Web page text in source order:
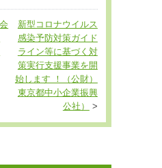
新型コロナウイルス
感染予防対策ガイド
ライン等に基づく対
策実行支援事業を開
始します ！（公財）
東京都中小企業振興
公社）
>